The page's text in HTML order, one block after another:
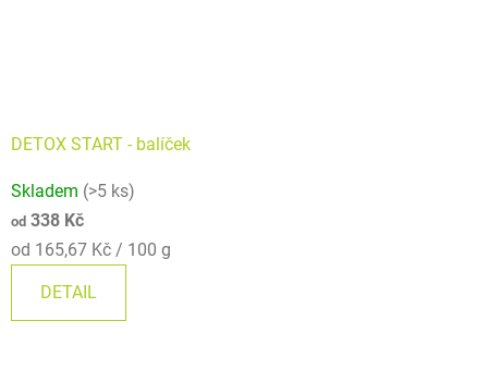
DETOX START - balíček
Skladem (>5 ks)
od 338 Kč
Měrná
od 165,67 Kč / 100 g
DETAIL